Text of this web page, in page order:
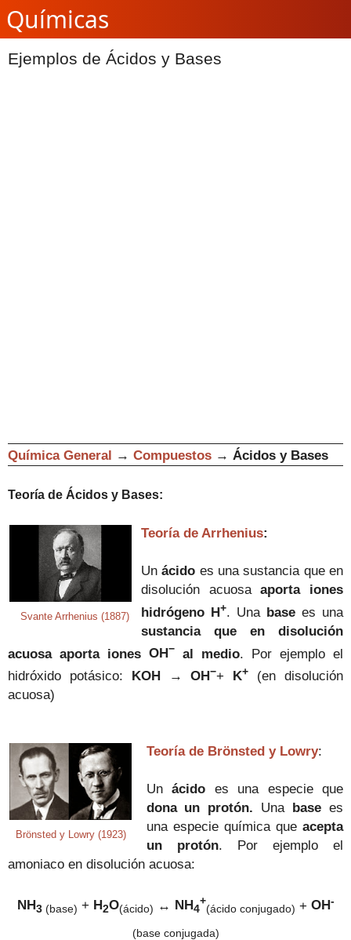
Químicas
Ejemplos de Ácidos y Bases
Química General → Compuestos → Ácidos y Bases
Teoría de Ácidos y Bases:
Svante Arrhenius (1887)
Teoría de Arrhenius:
Unácido es una sustancia queen
disolución acuosaaporta iones
hidrógeno H+. Una base es una
sustancia que en disolución
acuosa aporta iones OH − al medio . Por ejemplo el
hidróxido potásico: KOH →OH−+ K+
(en disolución
acuosa)
Brönsted y Lowry (1923)
Teoría de Brönsted y Lowry:
Un ácido es una especie que
dona un protón. Una basees
una especie química que acepta
un protón. Por ejemplo el
amoniaco en disolución acuosa:
NH3 (base) + H2O(ácido) ↔ NH4
+
(ácido conjugado) + OH-
(base conjugada)